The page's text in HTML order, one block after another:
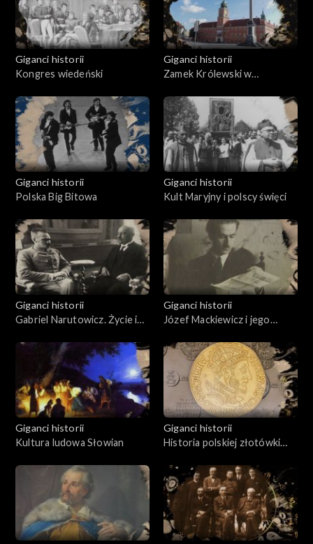
Giganci historii
Kongres wiedeński
Giganci historii
Zamek Królewski w
Giganci historii
Polska Big Bitowa
Giganci historii
Kult Maryjny i polscy święci
Giganci historii
Gabriel Narutowicz. Życie i
Giganci historii
Józef Mackiewicz i jego
Giganci historii
Kultura ludowa Słowian
Giganci historii
Historia polskiej złotówki